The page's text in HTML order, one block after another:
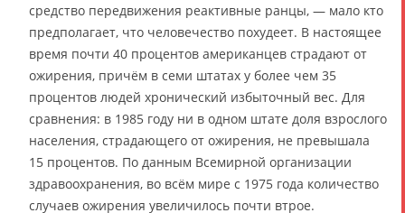
средство передвижения реактивные ранцы, — мало кто
предполагает, что человечество похудеет. В настоящее
время почти 40 процентов американцев страдают от
ожирения, причём в семи штатах у более чем 35
процентов людей хронический избыточный вес. Для
сравнения: в 1985 году ни в одном штате доля взрослого
населения, страдающего от ожирения, не превышала
15 процентов. По данным Всемирной организации
здравоохранения, во всём мире с 1975 года количество
случаев ожирения увеличилось почти втрое.